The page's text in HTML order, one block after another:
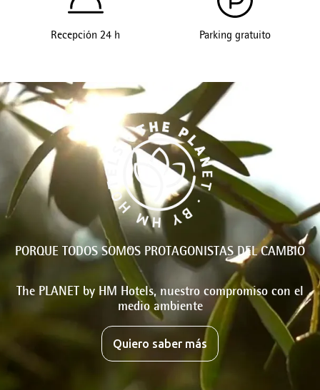
Recepción 24 h Parking gratuito
PORQUE TODOS SOMOS PROTAGONISTAS DEL CAMBIO
The PLANET by HM Hotels, nuestro compromiso con el
medio ambiente
Quiero saber más